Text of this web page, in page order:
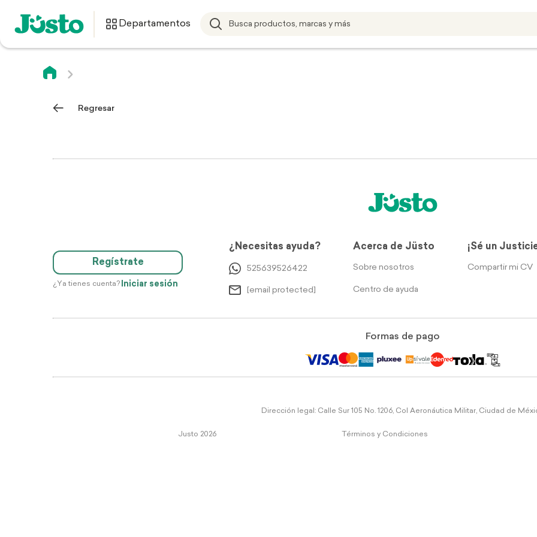
Departamentos
Regresar
Regístrate
¿Ya tienes cuenta? Iniciar sesión
¿Necesitas ayuda?
525639526422
[email protected]
Acerca de Jüsto
Sobre nosotros
Centro de ayuda
¡Sé un
Compartir mi CV
Formas de pago
Dirección legal: Calle Sur 105 No. 1206, Col Aeronáutica Militar, Ciudad de
Justo 2026 Términos y Condiciones